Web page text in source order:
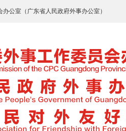
公室（广东省人民政府外事办公室）